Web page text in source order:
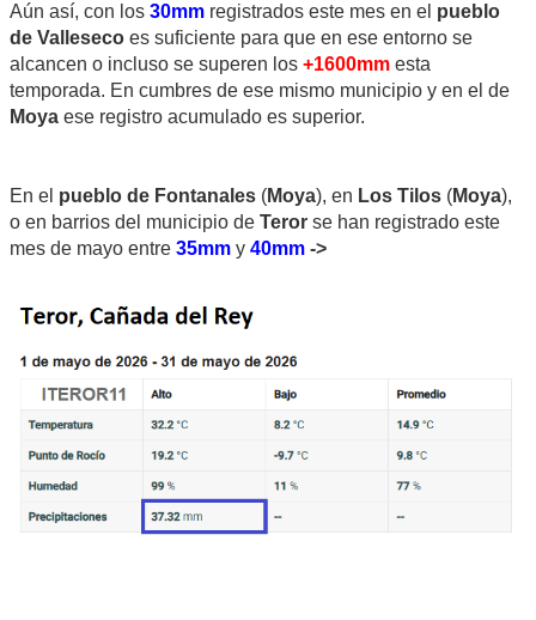
Aún así, con los 30mm registrados este mes en el pueblo
de Valleseco es suficiente para que en ese entorno se
alcancen o incluso se superen los +1600mm esta
temporada. En cumbres de ese mismo municipio y en el de
Moya ese registro acumulado es superior.
En el pueblo de Fontanales (Moya), en Los Tilos (Moya),
o en barrios del municipio de Teror se han registrado este
mes de mayo entre 35mm y 40mm ->